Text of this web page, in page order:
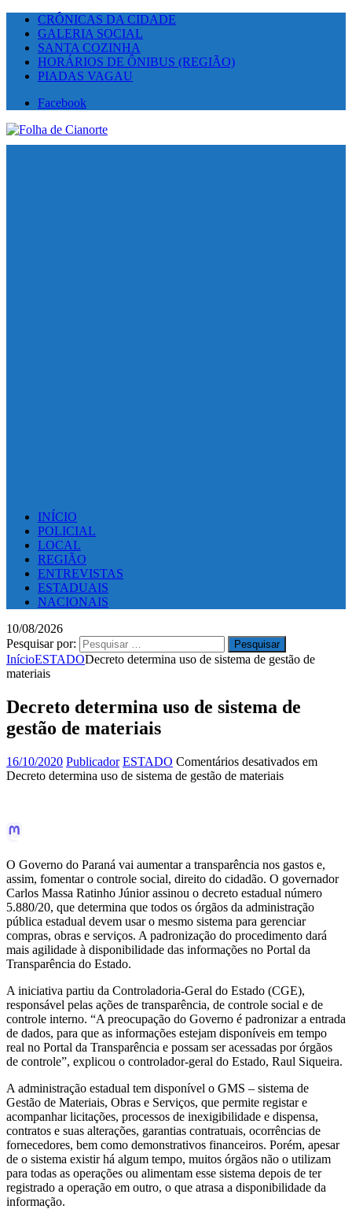
CRÔNICAS DA CIDADE
GALERIA SOCIAL
SANTA COZINHA
HORÁRIOS DE ÔNIBUS (REGIÃO)
PIADAS VAGAU
Facebook
INÍCIO
POLICIAL
LOCAL
REGIÃO
ENTREVISTAS
ESTADUAIS
NACIONAIS
10/08/2026
Pesquisar por:
InícioESTADODecreto determina uso de sistema de gestão de
materiais
Decreto determina uso de sistema de
gestão de materiais
16/10/2020 Publicador ESTADO Comentários desativados em
Decreto determina uso de sistema de gestão de materiais
O Governo do Paraná vai aumentar a transparência nos gastos e,
assim, fomentar o controle social, direito do cidadão. O governador
Carlos Massa Ratinho Júnior assinou o decreto estadual número
5.880/20, que determina que todos os órgãos da administração
pública estadual devem usar o mesmo sistema para gerenciar
compras, obras e serviços. A padronização do procedimento dará
mais agilidade à disponibilidade das informações no Portal da
Transparência do Estado.
A iniciativa partiu da Controladoria-Geral do Estado (CGE),
responsável pelas ações de transparência, de controle social e de
controle interno. “A preocupação do Governo é padronizar a entrada
de dados, para que as informações estejam disponíveis em tempo
real no Portal da Transparência e possam ser acessadas por órgãos
de controle”, explicou o controlador-geral do Estado, Raul Siqueira.
A administração estadual tem disponível o GMS – sistema de
Gestão de Materiais, Obras e Serviços, que permite registar e
acompanhar licitações, processos de inexigibilidade e dispensa,
contratos e suas alterações, garantias contratuais, ocorrências de
fornecedores, bem como demonstrativos financeiros. Porém, apesar
de o sistema existir há algum tempo, muitos órgãos não o utilizam
para todas as operações ou alimentam esse sistema depois de ter
registrado a operação em outro, o que atrasa a disponibilidade da
informação.